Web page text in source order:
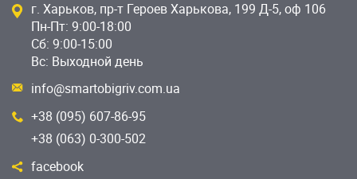
г. Харьков, пр-т Героев Харькова, 199 Д-5, оф 106
Пн-Пт: 9:00-18:00
Сб: 9:00-15:00
Вс: Выходной день
info@smartobigriv.com.ua
+38 (095) 607-86-95
+38 (063) 0-300-502
facebook